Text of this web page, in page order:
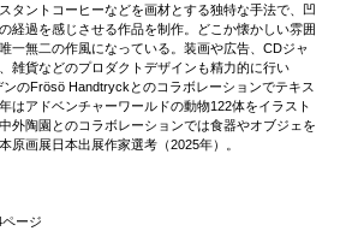
タントコーヒーなどを画材とする独特な手法で、凹
経過を感じさせる作品を制作。どこか懐かしい雰囲
一無二の作風になっている。装画や広告、CDジャ
雑貨などのプロダクトデザインも精力的に行い
のFrösö Handtryckとのコラボレーションでテキス
はアドベンチャーワールドの動物122体をイラスト
外陶園とのコラボレーションでは食器やオブジェを
原画展日本出展作家選考（2025年）。
ージ